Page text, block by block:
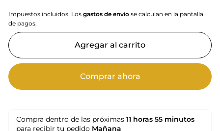
Impuestos incluidos. Los gastos de envío se calculan en la pantalla
de pagos.
Agregar al carrito
Comprar ahora
Compra dentro de las próximas 11 horas 55 minutos
para recibir tu pedido Mañana